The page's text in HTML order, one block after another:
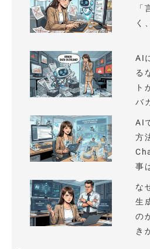
く
AI
る
ト
バ
AI
方
事
な
生
の
き